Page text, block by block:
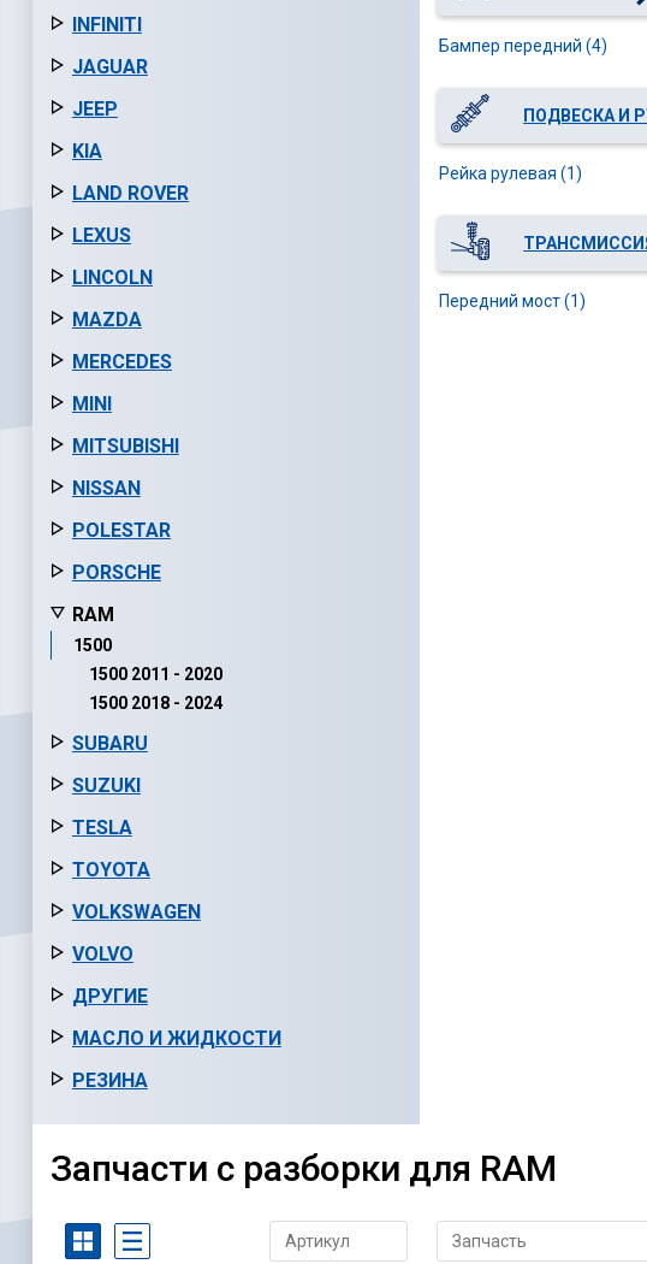
INFINITI
JAGUAR
JEEP
KIA
LAND ROVER
LEXUS
LINCOLN
MAZDA
MERCEDES
MINI
MITSUBISHI
NISSAN
POLESTAR
PORSCHE
RAM
1500
1500 2011 - 2020
1500 2018 - 2024
SUBARU
SUZUKI
TESLA
TOYOTA
VOLKSWAGEN
VOLVO
ДРУГИЕ
МАСЛО И ЖИДКОСТИ
РЕЗИНА
Бампер передний (4)
ПОДВЕСКА И
Рейка рулевая (1)
Передний мост (1)
Запчасти с разборки для RAM